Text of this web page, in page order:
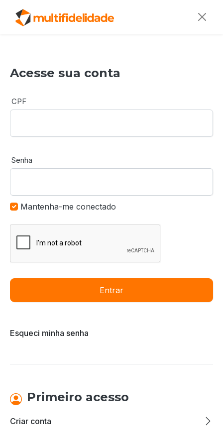
Acesse sua conta
CPF
Senha
Mantenha-me conectado
Entrar
Esqueci minha senha
Primeiro acesso
Criar conta